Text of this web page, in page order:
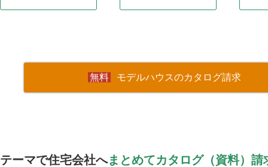
モデルハウスのカタログ請求
テーマで住宅会社へまとめてカタログ（資料）請